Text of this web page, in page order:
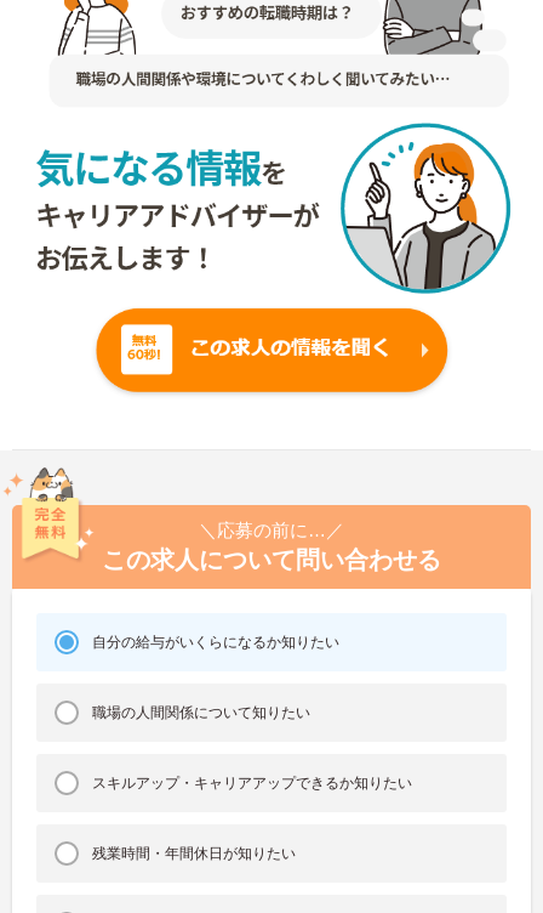
＼応募の前に…／
この求人について問い合わせる
自分の給与がいくらになるか知りたい
職場の人間関係について知りたい
スキルアップ・キャリアアップできるか知りたい
残業時間・年間休日が知りたい